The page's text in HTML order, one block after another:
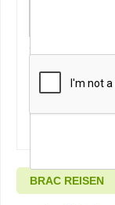
Security
BRAC REISEN